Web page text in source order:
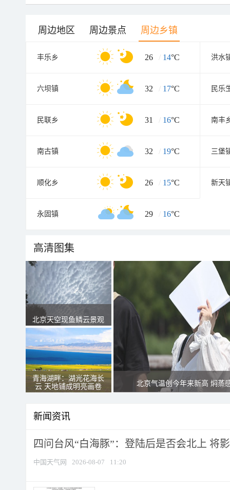
周边地区 周边景点 周边乡镇
丰乐乡 26 / 14°C 洪水
六坝镇 32 / 17°C 民乐
民联乡 31 / 16°C 南丰
南古镇 32 / 19°C 三堡
顺化乡 26 / 15°C 新天
永固镇 29 / 16°C
高清图集
北京天空现鱼鳞云景观
青海湖畔：湖光花海长
云 天地铺成明亮画卷
北京气温创今年来新高 焖蒸
新闻资讯
四问台风“白海豚”：登陆后是否会北上 将
中国天气网 2026-08-07 11:20